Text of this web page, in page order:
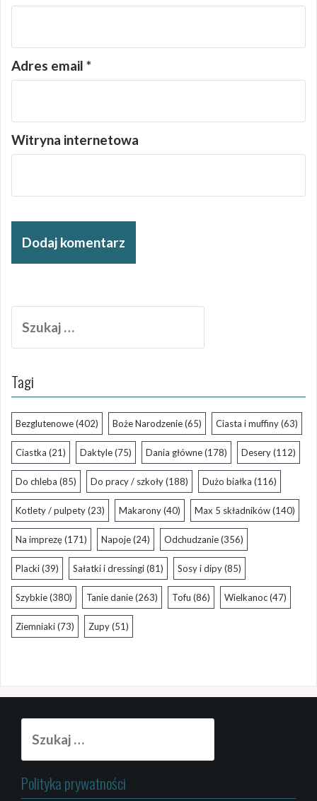
Adres email *
Witryna internetowa
Tagi
Bezglutenowe(402) Boże Narodzenie(65) Ciasta i muffiny(63)
Ciastka (21) Daktyle(75) Dania główne(178) Desery(112)
Do chleba (85) Do pracy / szkoły(188) Dużo białka (116)
Kotlety / pulpety(23) Makarony(40) Max 5 składników(140)
Na imprezę(171) Napoje(24) Odchudzanie(356)
Placki(39) Sałatki i dressingi(81) Sosy i dipy(85)
Szybkie(380) Tanie danie(263) Tofu (86) Wielkanoc(47)
Ziemniaki(73) Zupy(51)
Polityka prywatności